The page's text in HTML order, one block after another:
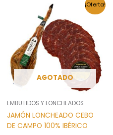
¡Oferta!
AGOTADO
EMBUTIDOS Y LONCHEADOS
JAMÓN LONCHEADO CEBO
DE CAMPO 100% IBÉRICO
precio
original
era:
€350,00.
es:
€320,00.